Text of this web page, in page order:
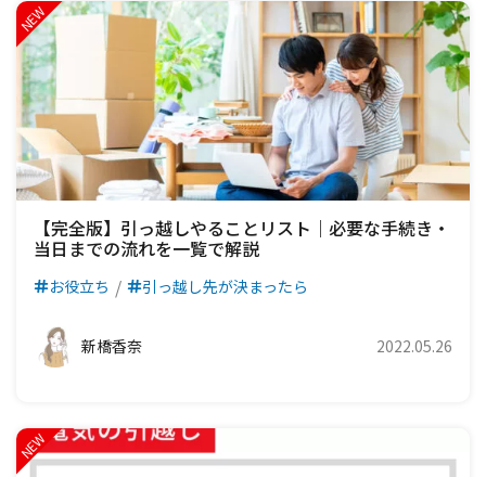
【完全版】引っ越しやることリスト｜必要な手続き・
当日までの流れを一覧で解説
お役立ち 引っ越し先が決まったら
新橋香奈 2022.05.26